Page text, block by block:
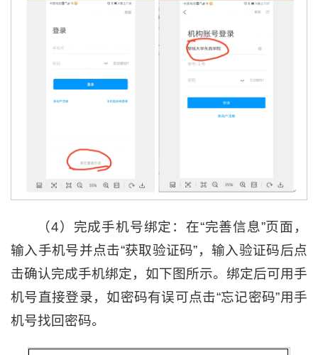
（4）完成手机号绑定：在“完善信息”页面，
输入手机号并点击“获取验证码”，输入验证码后点
击确认完成手机绑定，如下图所示。绑定后可用手
机号直接登录，如密码有误可点击“忘记密码”用手
机号找回密码。